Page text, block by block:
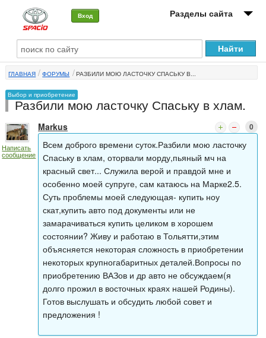
Вход Разделы сайта
О машине
Автоклуб
Форумы
Сервисы и услуги
Новости
ГЛАВНАЯ ФОРУМЫ РАЗБИЛИ МОЮ ЛАСТОЧКУ СПАСЬКУ В...
Выбор и приобретение
Разбили мою ласточку Спаську в хлам.
Написать
сообщение
Markus 0
Всем доброго времени суток.Разбили мою ласточку
Спаську в хлам, оторвали морду,пьяный мч на
красный свет... Служила верой и правдой мне и
особенно моей супруге, сам катаюсь на Марке2.5.
Суть проблемы моей следующая- купить ноу
скат,купить авто под документы или не
замарачиваться купить целиком в хорошем
состоянии? Живу и работаю в Тольятти,этим
объясняется некоторая сложность в приобретении
некоторых крупногабаритных деталей.Вопросы по
приобретению ВАЗов и др авто не обсуждаем(я
долго прожил в восточных краях нашей Родины).
Готов выслушать и обсудить любой совет и
предложения !